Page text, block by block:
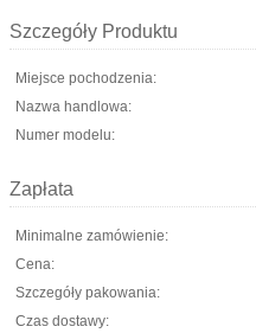
Szczegóły Produktu
Miejsce pochodzenia:
Nazwa handlowa:
Numer modelu:
Zapłata
Minimalne zamówienie:
Cena:
Szczegóły pakowania:
Czas dostawy: